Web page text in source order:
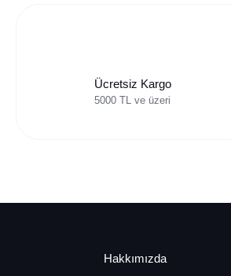
Ücretsiz Kargo
5000 TL ve üzeri
Hakkımızda